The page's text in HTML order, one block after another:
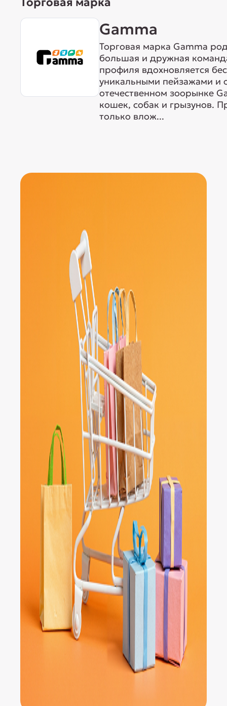
Gamma
Торговая марка Gamma
большая и дружная
профиля вдохновляется
уникальными пейзажами и
отечественном зоорынке
кошек, собак и грызунов.
только влож...